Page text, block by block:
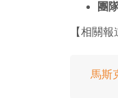
團
【相關報
馬斯